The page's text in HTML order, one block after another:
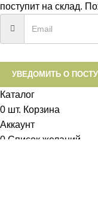
поступит на склад.
УВЕДОМИТЬ О
Каталог
0 шт. Корзина
Аккаунт
0 Список желаний